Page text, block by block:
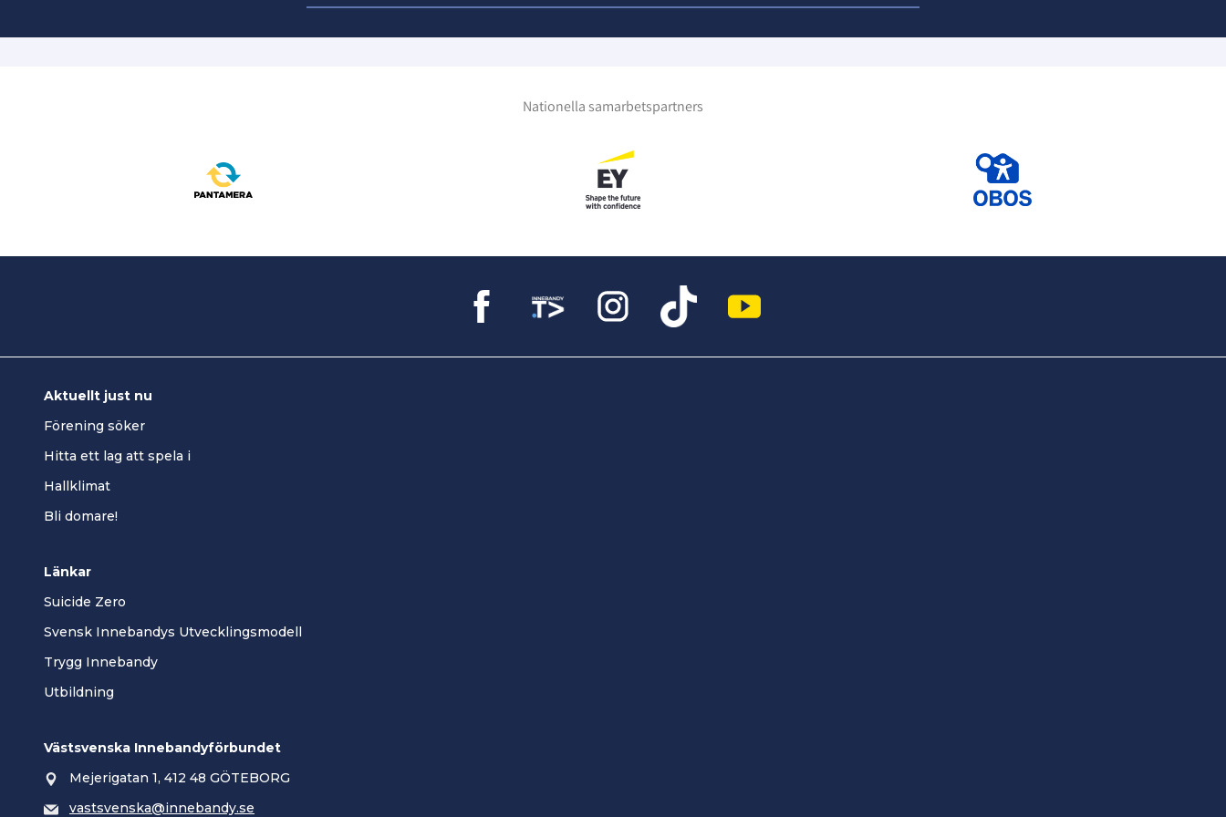
Nationella samarbetspartners
Aktuellt just nu
Förening söker
Hitta ett lag att spela i
Hallklimat
Bli domare!
Länkar
Suicide Zero
Svensk Innebandys Utvecklingsmodell
Trygg Innebandy
Utbildning
Västsvenska Innebandyförbundet
Mejerigatan 1, 412 48 GÖTEBORG
vastsvenska@innebandy.se